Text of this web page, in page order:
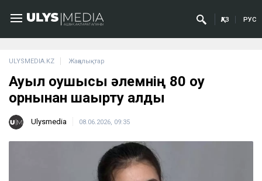
ҚАЗ РУС
ULYSMEDIA.KZ Жаңалықтар
Ауыл оқушысы әлемнің 80 оқу
орнынан шақырту алды
Ulysmedia 08.06.2026, 09:35